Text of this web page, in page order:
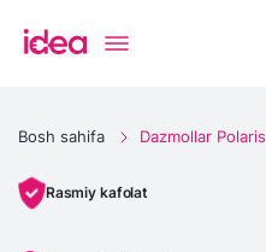
Bosh sahifa Dazmollar Polaris
Rasmiy kafolat